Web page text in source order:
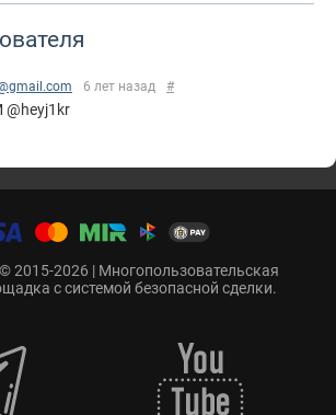
6 лет назад #
@heyj1kr
© 2015-2026 | Многопользовательская
с системой безопасной сделки.